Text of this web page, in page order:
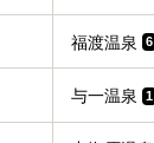
福渡温泉 6
与一温泉 1